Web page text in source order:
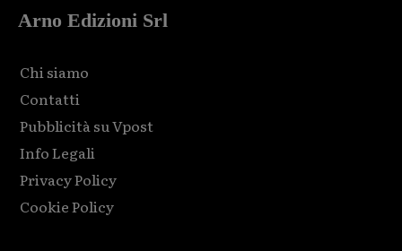
Arno Edizioni Srl
Chi siamo
Contatti
Pubblicità su Vpost
Info Legali
Privacy Policy
Cookie Policy